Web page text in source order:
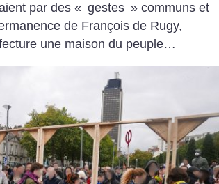
par des « gestes » communs et
de François de Rugy,
une maison du peuple…